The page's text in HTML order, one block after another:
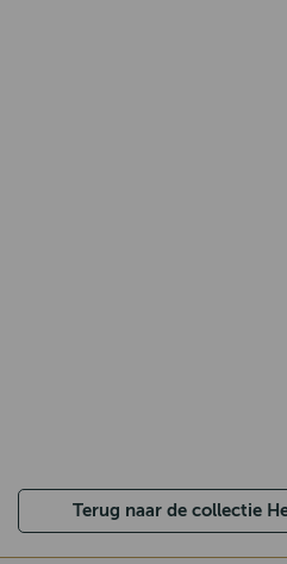
Terug naar de collectie